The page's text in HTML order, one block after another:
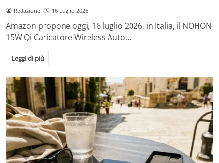
Redazione 16 Luglio 2026
Amazon propone oggi, 16 luglio 2026, in Italia, il NOHON
15W Qi Caricatore Wireless Auto…
Leggi di più